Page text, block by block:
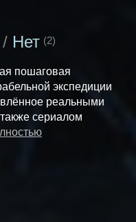
Нет (2)
пошаговая
экспедиции
реальными
сериалом